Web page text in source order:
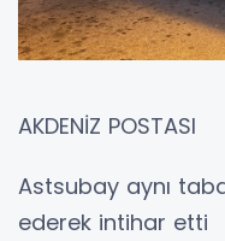
AKDENİZ POSTASI
Astsubay aynı
ederek intihar etti